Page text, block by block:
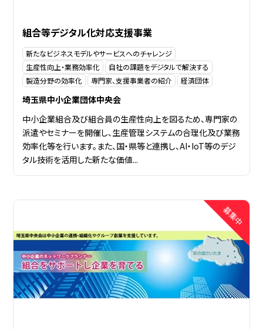
組合等デジタル化対応支援事業
新たなビジネスモデルやサービスへのチャレンジ
生産性向上・業務効率化
自社の課題をデジタルで解決する
製造分野の効率化
専門家、支援事業者の紹介 経済団体
埼玉県中小企業団体中央会
中小企業組合及び組合員の生産性向上を図るため、専門家の
派遣やセミナーを開催し、生産管理システムの合理化及び業務
効率化等を行います。また、国・県等と連携し、AI・IoT等のデジ
タル技術を活用した新たな価値...